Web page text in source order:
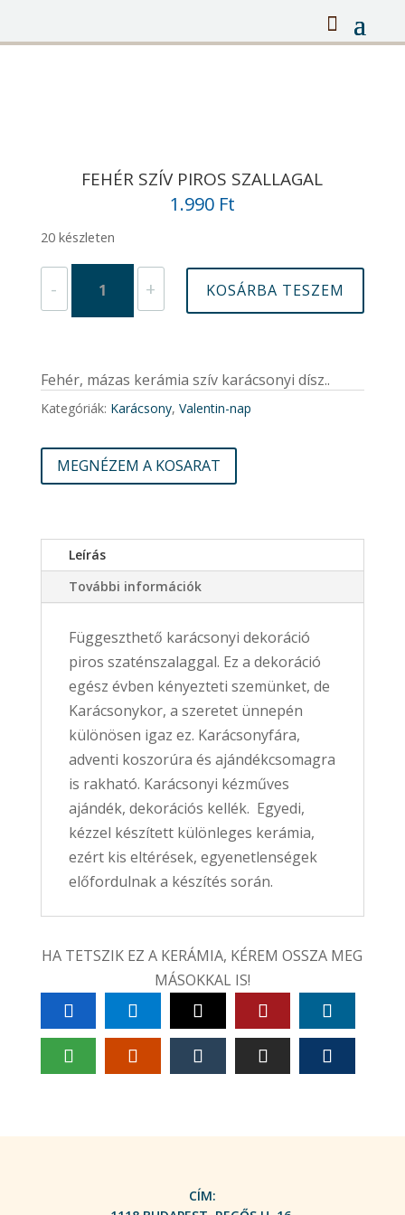
FEHÉR SZÍV PIROS SZALLAGAL
1.990 Ft
20 készleten
-
piros
mennyiség
+ KOSÁRBA TESZEM
Fehér, mázas kerámia szív karácsonyi dísz..
Kategóriák: Karácsony, Valentin-nap
MEGNÉZEM A KOSARAT
Leírás
További információk
Függeszthető karácsonyi dekoráció
piros szaténszalaggal. Ez a dekoráció
egész évben kényezteti szemünket, de
Karácsonykor, a szeretet ünnepén
különösen igaz ez. Karácsonyfára,
adventi koszorúra és ajándékcsomagra
is rakható. Karácsonyi kézműves
ajándék, dekorációs kellék. Egyedi,
kézzel készített különleges kerámia,
ezért kis eltérések, egyenetlenségek
előfordulnak a készítés során.
HA TETSZIK EZ A KERÁMIA, KÉREM OSSZA MEG
MÁSOKKAL IS!
CÍM: